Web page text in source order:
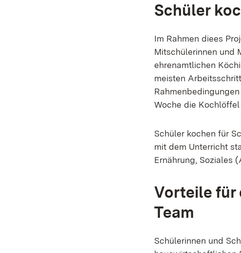
Schüler
Im Rahmen diees
Mitschülerinnen und
ehrenamtlichen
meisten
Woche die
Schüler kochen für
mit dem Unterricht
Ernährung, Soziales
Vorteile für
Team
Schülerinnen und